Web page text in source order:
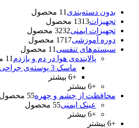
بدون دسته‌بندی 1 1 محصول
تجهیزات
1313 محصول
تجهیزات ایمنی
3232 محصول
دوره آموزشی
1717 محصول
سیستم‌های تنفسی
1 1 محصول
پالاینده‌ی هوا در دم و بازدم
1 1 محصول
ماسک 3 پوسته‌‌ی جراحی
+6 بیشتر
+6 بیشتر
محافظت از چشم و چهره 55 محصول
عینک ايمنی 55 محصول
+6 بیشتر
+6 بیشتر